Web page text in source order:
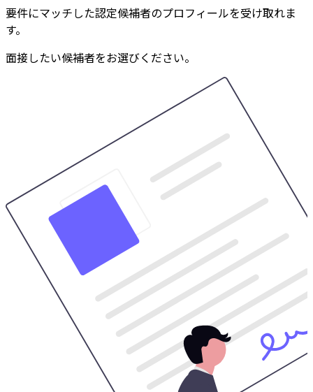
要件にマッチした認定候補者のプロフィールを受け取れま
す。
面接したい候補者をお選びください。